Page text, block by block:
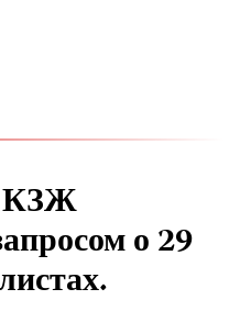
КЗЖ
о 29